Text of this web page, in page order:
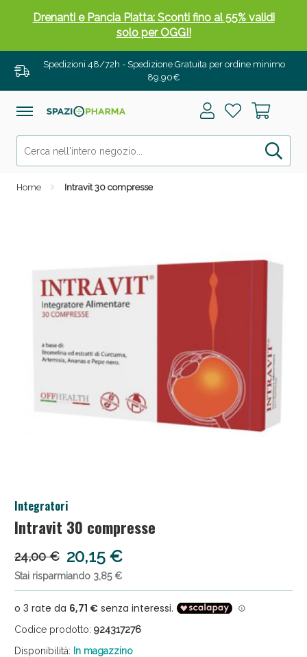
Spedizioni 48/72h - Spedizione Gratuita per ordine minimo
89,90€
Home Intravit 30 compresse
Integratori
Intravit 30 compresse
24,00 € 20,15 €
Stai risparmiando 3,85 €
Codice prodotto: 924317276
Disponibilità: In magazzino
Drenanti e Pancia Piatta: Sconti fino al 55% validi
solo per OGGI!
Salini e Multivitaminici: oggi Sconto extra fino al
50%!
Anticellulite e Fanghi: Sconto fino al 40% valido